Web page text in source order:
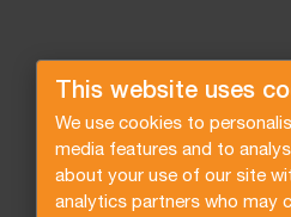
This website uses
We use cookies to
media features and to
about your use of our site
analytics partners who may